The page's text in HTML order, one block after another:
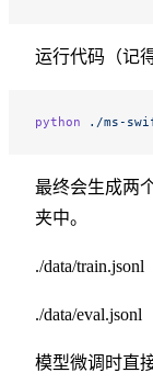
运行代码（记
python ./ms-
最终会生成两
夹中。
./data/train.jsonl
./data/eval.jsonl
模型微调时直